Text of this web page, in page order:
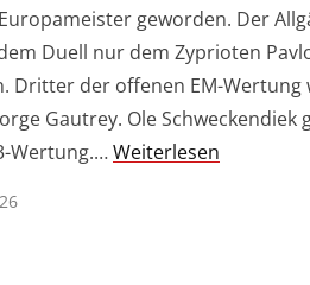
geworden. Der
Duell nur dem Zyprioten
Dritter der offenen EM-Wertung
Gautrey. Ole Schweckendiek
Wertung.…Weiterlesen